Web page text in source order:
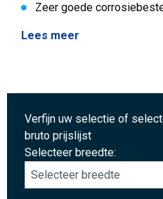
Zeer goede
Lees meer
Verfijn uw selectie of
bruto prijslijst
Selecteer breedte: